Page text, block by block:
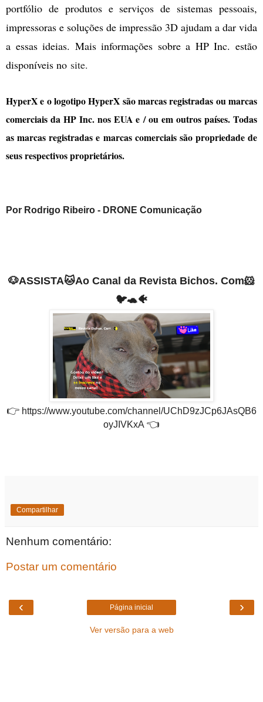
portfólio de produtos e serviços de sistemas pessoais,
impressoras e soluções de impressão 3D ajudam a dar vida
a essas ideias. Mais informações sobre a HP Inc. estão
disponíveis no site.
HyperX e o logotipo HyperX são marcas registradas ou marcas
comerciais da HP Inc. nos EUA e / ou em outros países. Todas
as marcas registradas e marcas comerciais são propriedade de
seus respectivos proprietários.
Por Rodrigo Ribeiro - DRONE Comunicação
🐶ASSISTA🐱Ao Canal da Revista Bichos. Com🐹
🐦🐢🐠
👉 https://www.youtube.com/channel/UChD9zJCp6JAsQB6
oyJIVKxA 👈
Compartilhar
Nenhum comentário:
Postar um comentário
‹ ›
Página inicial
Ver versão para a web